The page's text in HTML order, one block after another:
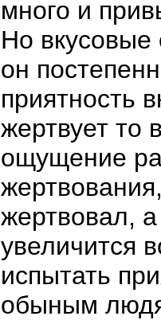
много и
Но
он
приятность
жертвует то
ощущение
жертвовал,
увеличится
испытать
обыным